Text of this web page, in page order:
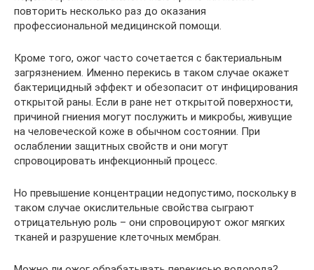
повторить несколько раз до оказания
профессиональной медицинской помощи.
Кроме того, ожог часто сочетается с бактериальным
загрязнением. Именно перекись в таком случае окажет
бактерицидный эффект и обезопасит от инфицирования
открытой раны. Если в ране нет открытой поверхности,
причиной гниения могут послужить и микробы, живущие
на человеческой коже в обычном состоянии. При
ослаблении защитных свойств и они могут
спровоцировать инфекционный процесс.
Но превышение концентрации недопустимо, поскольку в
таком случае окислительные свойства сыграют
отрицательную роль – они спровоцируют ожог мягких
тканей и разрушение клеточных мембран.